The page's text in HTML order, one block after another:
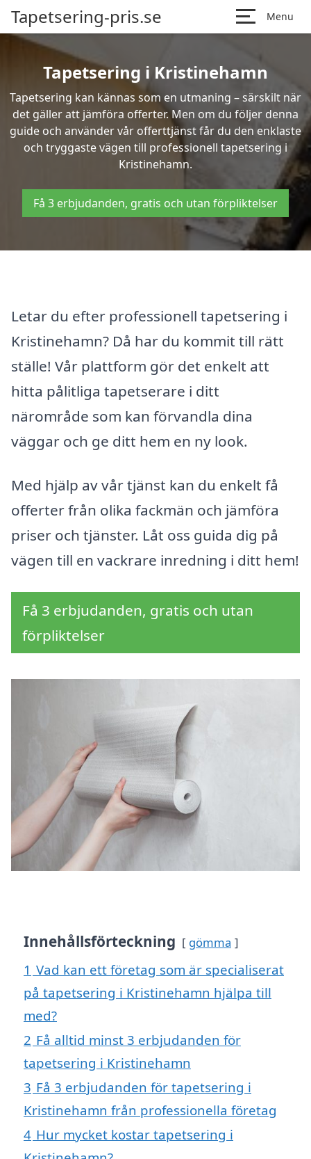
Tapetsering-pris.se Menu
Tapetsering i Kristinehamn
Tapetsering kan kännas som en utmaning – särskilt när
det gäller att jämföra offerter. Men om du följer denna
guide och använder vår offerttjänst får du den enklaste
och tryggaste vägen till professionell tapetsering i
Kristinehamn.
Få 3 erbjudanden, gratis och utan förpliktelser
Letar du efter professionell tapetsering i
Kristinehamn? Då har du kommit till rätt
ställe! Vår plattform gör det enkelt att
hitta pålitliga tapetserare i ditt
närområde som kan förvandla dina
väggar och ge ditt hem en ny look.
Med hjälp av vår tjänst kan du enkelt få
offerter från olika fackmän och jämföra
priser och tjänster. Låt oss guida dig på
vägen till en vackrare inredning i ditt hem!
Få 3 erbjudanden, gratis och utan
förpliktelser
Innehållsförteckning gömma
1 Vad kan ett företag som är specialiserat
på tapetsering i Kristinehamn hjälpa till
med?
2 Få alltid minst 3 erbjudanden för
tapetsering i Kristinehamn
3 Få 3 erbjudanden för tapetsering i
Kristinehamn från professionella företag
4 Hur mycket kostar tapetsering i